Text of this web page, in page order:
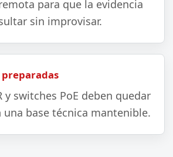
para que la evidencia
sin improvisar.
y switches PoE deben quedar
base técnica mantenible.